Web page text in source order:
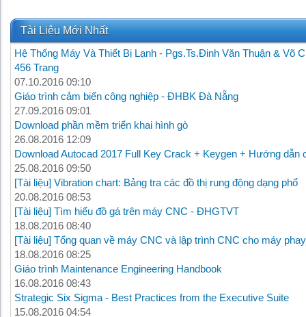
Tài Liệu Mới Nhất
Hệ Thống Máy Và Thiết Bị Lạnh - Pgs.Ts.Đinh Văn Thuận & Võ
456 Trang
07.10.2016 09:10
Giáo trình cảm biến công nghiệp - ĐHBK Đà Nẵng
27.09.2016 09:01
Download phần mềm triển khai hình gò
26.08.2016 12:09
Download Autocad 2017 Full Key Crack + Keygen + Hướng dẫn
25.08.2016 09:50
[Tài liệu] Vibration chart: Bảng tra các đồ thị rung động dạng phổ
20.08.2016 08:53
[Tài liệu] Tìm hiểu đồ gá trên máy CNC - ĐHGTVT
18.08.2016 08:40
[Tài liệu] Tổng quan về máy CNC và lập trình CNC cho máy
18.08.2016 08:25
Giáo trình Maintenance Engineering Handbook
16.08.2016 08:43
Strategic Six Sigma - Best Practices from the Executive Suite
15.08.2016 04:54